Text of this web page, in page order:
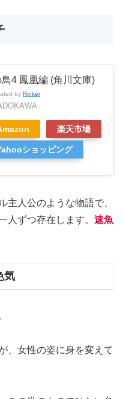
鳥4 鳳凰編 (角川文庫)
by Rinker
楽天市場
ショッピング
主人公のような物語で、
人ずつ存在します。 速魚
気
、女性の姿に身を変えて